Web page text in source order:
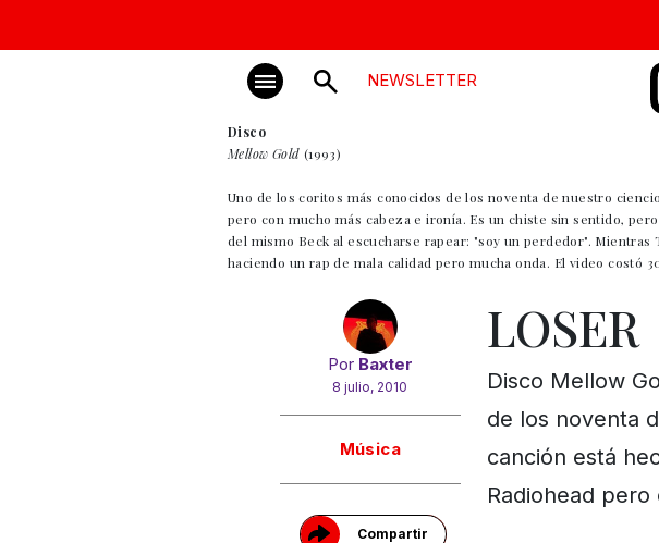
NEWSLETTER
Disco
Mellow Gold (1993)
Uno de los coritos más conocidos de los noventa de nuestro
pero con mucho más cabeza e ironía. Es un chiste sin sentido,
del mismo Beck al escucharse rapear: "soy un perdedor".
haciendo un rap de mala calidad pero mucha onda. El video costó
Por Baxter
8 julio, 2010
Música
Compartir
LOSER
Disco Mellow
de los noventa
canción está
Radiohead